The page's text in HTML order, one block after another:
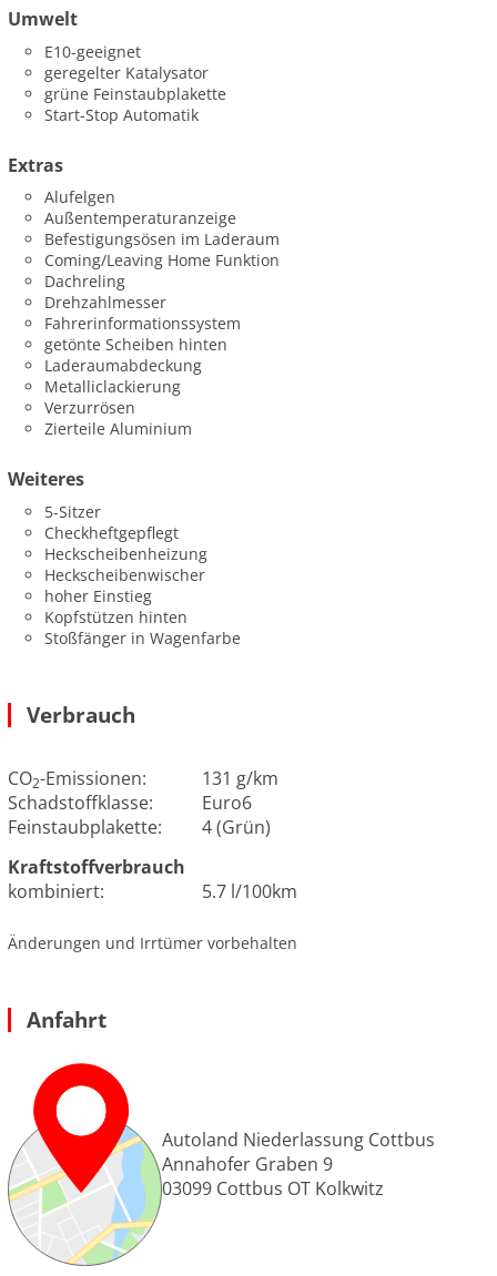
Umwelt
E10-geeignet
geregelter Katalysator
grüne Feinstaubplakette
Start-Stop Automatik
Extras
Alufelgen
Außentemperaturanzeige
Befestigungsösen im Laderaum
Coming/Leaving Home Funktion
Dachreling
Drehzahlmesser
Fahrerinformationssystem
getönte Scheiben hinten
Laderaumabdeckung
Metalliclackierung
Verzurrösen
Zierteile Aluminium
Weiteres
5-Sitzer
Checkheftgepflegt
Heckscheibenheizung
Heckscheibenwischer
hoher Einstieg
Kopfstützen hinten
Stoßfänger in Wagenfarbe
Verbrauch
CO2-Emissionen:
131 g/km
Schadstoffklasse:
Euro6
Feinstaubplakette:
4 (Grün)
Kraftstoffverbrauch
kombiniert:
5.7 l/100km
Änderungen und Irrtümer vorbehalten
Anfahrt
Autoland Niederlassung Cottbus
Annahofer Graben 9
03099 Cottbus OT Kolkwitz